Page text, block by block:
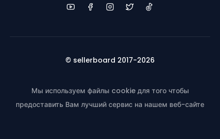
© sellerboard 2017-2026
Мы используем файлы cookie для того чтобы
предоставить Вам лучший сервис на нашем веб-сайте